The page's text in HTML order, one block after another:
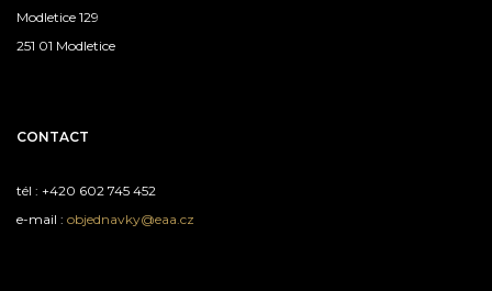
Modletice 129
251 01 Modletice
CONTACT
tél : +420 602 745 452
e-mail : objednavky@eaa.cz